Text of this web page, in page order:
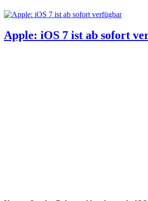
Apple: iOS 7 ist ab sofort